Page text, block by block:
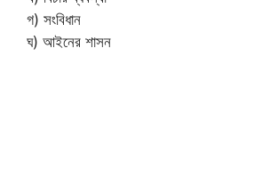
গ) সংবিধান
ঘ) আইনের শাসন